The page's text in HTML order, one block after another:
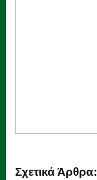
Σχετικά Άρθρα: